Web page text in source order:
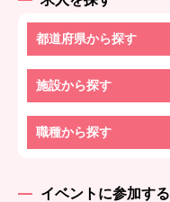
都道府県から探す
施設から探す
職種から探す
イベントに参加する